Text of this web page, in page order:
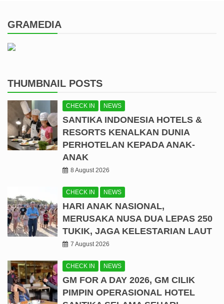
GRAMEDIA
THUMBNAIL POSTS
CHECK IN NEWS
SANTIKA INDONESIA HOTELS &
RESORTS KENALKAN DUNIA
PERHOTELAN KEPADA ANAK-
ANAK
8 August 2026
CHECK IN NEWS
HARI ANAK NASIONAL,
MERUSAKA NUSA DUA LEPAS 250
TUKIK, JAGA KELESTARIAN LAUT
7 August 2026
CHECK IN NEWS
GM FOR A DAY 2026, GM CILIK
PIMPIN OPERASIONAL HOTEL